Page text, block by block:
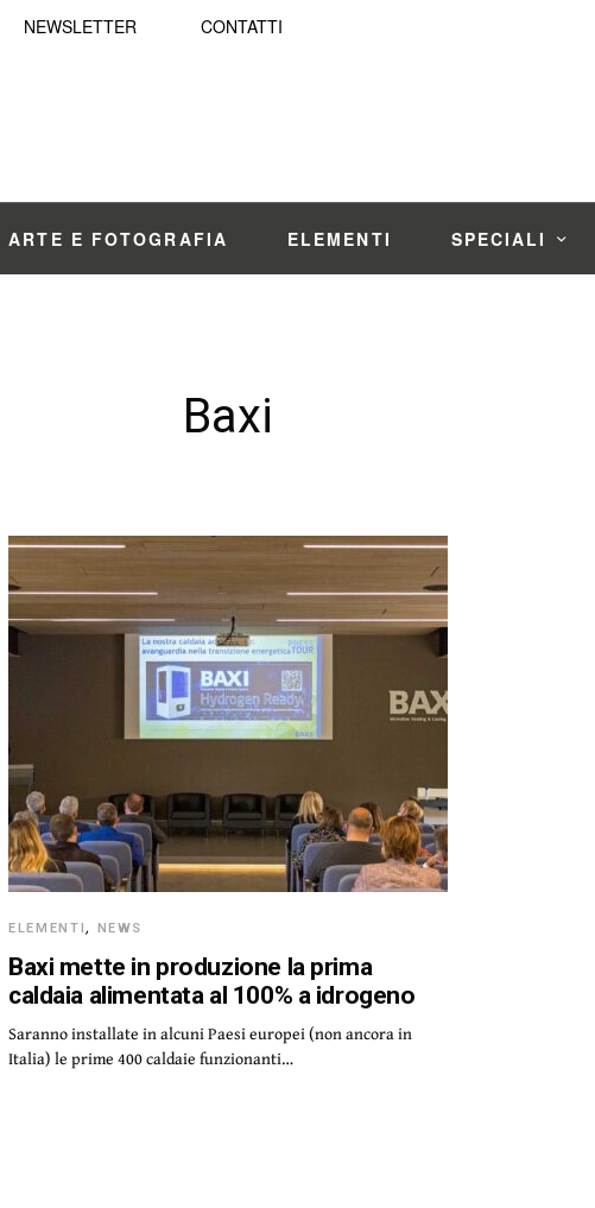
NEWSLETTER CONTATTI
ARTE E FOTOGRAFIA ELEMENTI SPECIALI
Baxi
ELEMENTI, NEWS
Baxi mette in produzione la prima
caldaia alimentata al 100% a idrogeno
Saranno installate in alcuni Paesi europei (non ancora in
Italia) le prime 400 caldaie funzionanti…